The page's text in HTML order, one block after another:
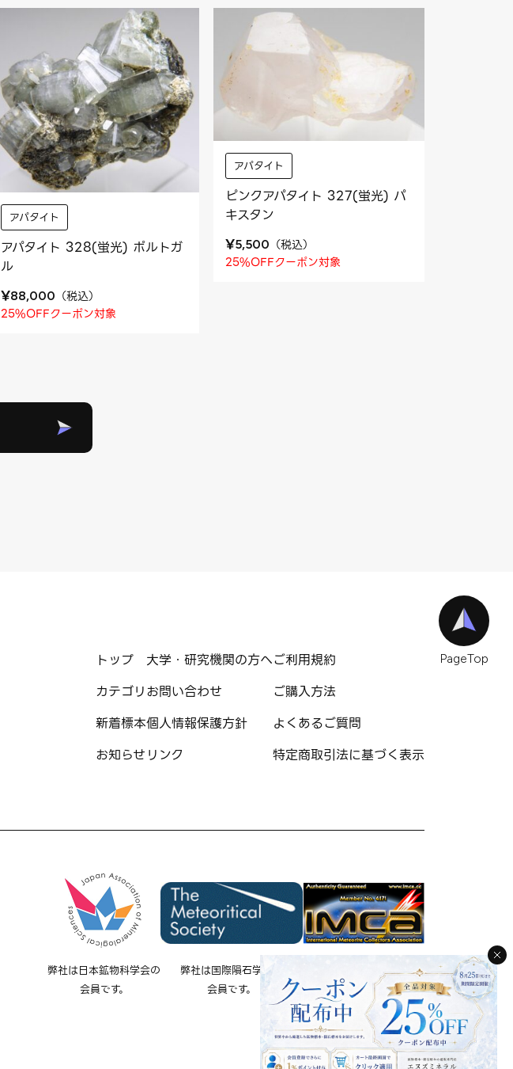
アパタイト
アパタイト 328(蛍光) ポルトガ
ル
¥88,000 （税込）
25%OFFクーポン対象
アパタイト
ピンクアパタイト 327(蛍光) パ
キスタン
¥5,500 （税込）
25%OFFクーポン対象
PageTop
トップ
カテゴリ
新着標本
お知らせ
大学・研究機関の方へ
お問い合わせ
個人情報保護方針
リンク
ご利用規約
ご購入方法
よくあるご質問
特定商取引法に基づく表示
弊社は日本鉱物科学会の
会員です。
弊社は国際隕石学会の
会員です。
弊社は国際隕石コレクタ
ー協会の会員です。
IMCA 会員 No.4171